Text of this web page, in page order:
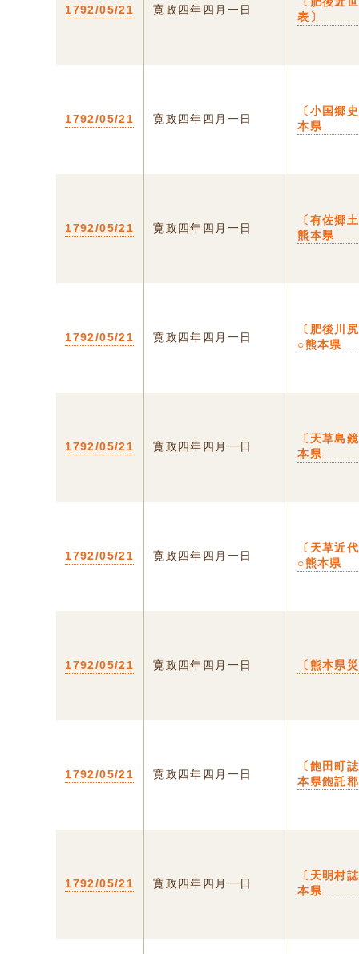
1792/05/21 寛政四年四月一日
表〕
1792/05/21 寛政四年四月一日
〔小国郷
本県
1792/05/21 寛政四年四月一日
〔有佐郷
熊本県
1792/05/21 寛政四年四月一日
〔肥後川
○熊本県
1792/05/21 寛政四年四月一日
〔天草島
本県
1792/05/21 寛政四年四月一日
〔天草近
○熊本県
1792/05/21 寛政四年四月一日 〔熊本県
1792/05/21 寛政四年四月一日
〔飽田町
本県飽託郡
1792/05/21 寛政四年四月一日
〔天明村
本県